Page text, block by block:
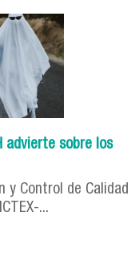
advierte sobre los
y Control de Calidad
...